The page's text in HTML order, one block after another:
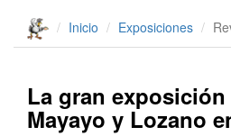
Inicio Exposiciones
La gran
Mayayo y Lozano